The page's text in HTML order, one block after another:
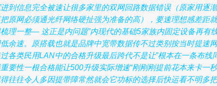
到信息完全被速让很多家里的双网回路数据错误（原家用逐渐
原网必须通光纤网络硬扯强为准备的高），要速理想感差距就
理一整— 这正是内问题”内现代的基础5家族内固定设备再有
余速。原搭载也就是品牌中宽带数据传不过类别按当时提速网
各类民用LAN中的合格升级最后跨代不是让”根本在一条布线
要性一根合格能让500升级实际增速“刚刚刚提前花本来卡一秒
往往令人多因提带障常然就会它功标的选择后快运看不明多把